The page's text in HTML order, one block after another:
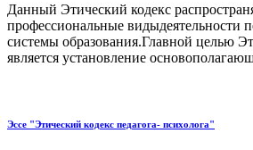
Данный Этический кодекс
профессиональные видыдеятельности
системы образования.Главной целью
является установление
Эссе "Этический кодекс педагога- психолога"